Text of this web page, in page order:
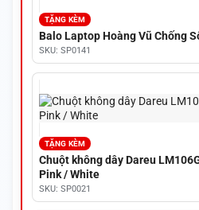
TẶNG KÈM
Balo Laptop Hoàng Vũ Chống
SKU: SP0141
TẶNG KÈM
Chuột không dây Dareu
Pink / White
SKU: SP0021